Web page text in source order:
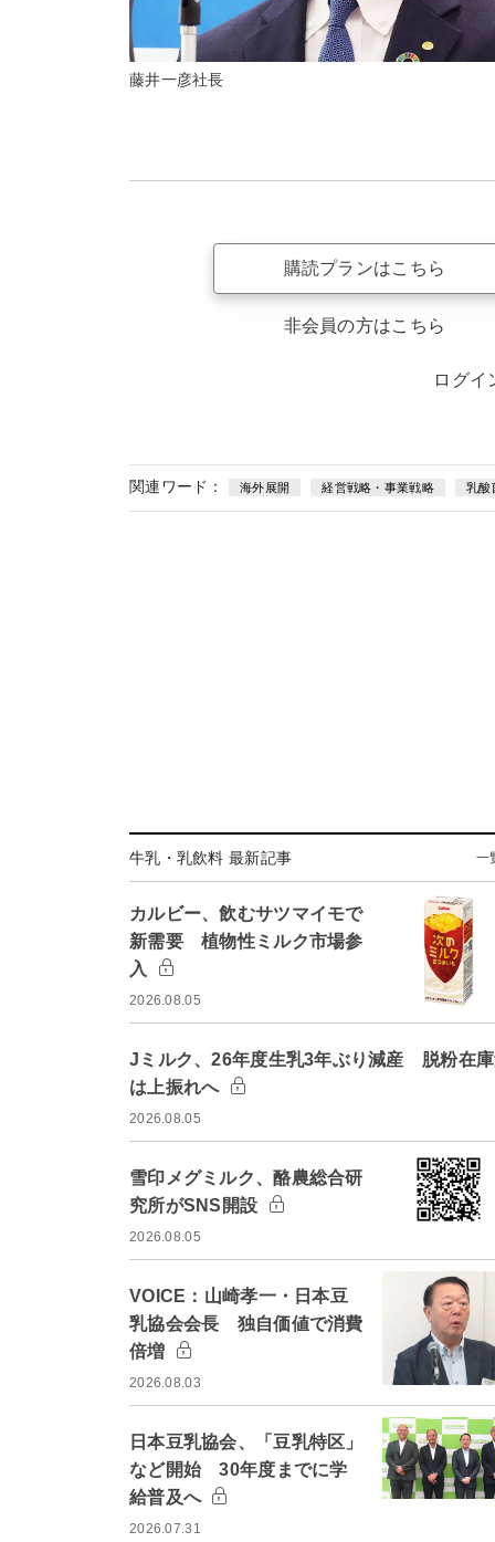
藤井一彦社長
購読プランはこちら
非会員の方はこちら
ログイ
関連ワード： 海外展開 経営戦略・事業戦略 乳酸
牛乳・乳飲料 最新記事 一
カルビー、飲むサツマイモで
新需要 植物性ミルク市場参
入
2026.08.05
Jミルク、26年度生乳3年ぶり減産 脱粉在
は上振れへ
2026.08.05
雪印メグミルク、酪農総合研
究所がSNS開設
2026.08.05
VOICE：山崎孝一・日本豆
乳協会会長 独自価値で消費
倍増
2026.08.03
日本豆乳協会、「豆乳特区」
など開始 30年度までに学
給普及へ
2026.07.31